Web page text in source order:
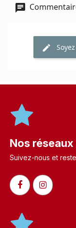
Nos
Suivez-nous et